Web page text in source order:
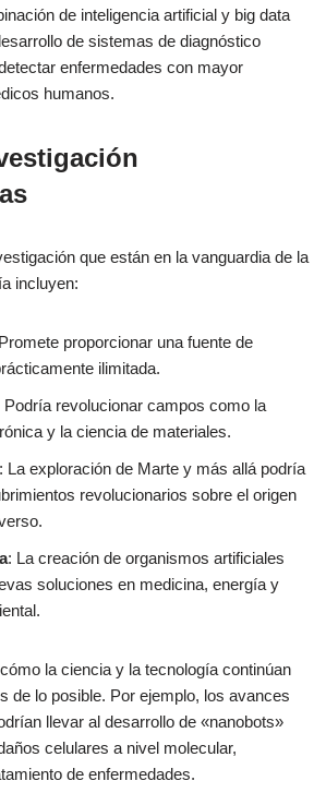
de inteligencia artificial y big data
de sistemas de diagnóstico
enfermedades con mayor
humanos.
que están en la vanguardia de la
incluyen:
proporcionar una fuente de
ilimitada.
Podría revolucionar campos como la
y la ciencia de materiales.
: La exploración de Marte y más allá podría
revolucionarios sobre el origen
: La creación de organismos artificiales
soluciones en medicina, energía y
la ciencia y la tecnología continúan
de lo posible. Por ejemplo, los avances
llevar al desarrollo de «nanobots»
celulares a nivel molecular,
de enfermedades.